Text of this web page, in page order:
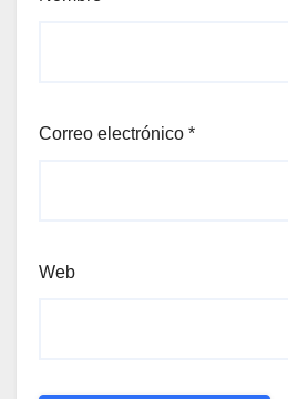
Correo electrónico *
Web